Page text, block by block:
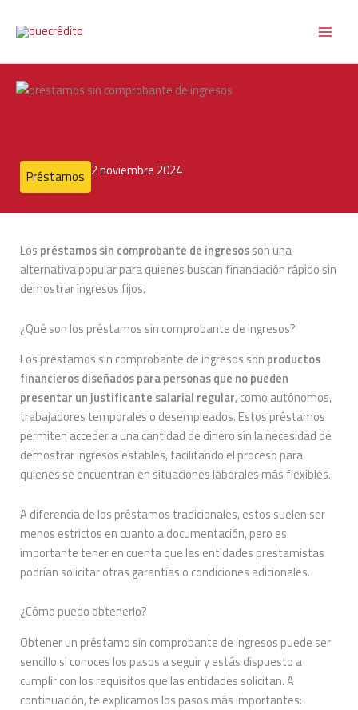
Préstamos 2 noviembre 2024
Los préstamos sin comprobante de ingresosson una
alternativa popular para quienes buscan financiación rápido sin
demostrar ingresos fijos.
¿Qué son los préstamos sin comprobante de ingresos?
Los préstamos sin comprobante de ingresos son productos
financieros diseñados para personas que no pueden
presentar un justificante salarial regular, como autónomos,
trabajadores temporales o desempleados. Estos préstamos
permiten acceder a una cantidad de dinero sin la necesidad de
demostrar ingresos estables, facilitando el proceso para
quienes se encuentran en situaciones laborales más flexibles.
A diferencia de los préstamos tradicionales, estos suelen ser
menos estrictos en cuanto a documentación, pero es
importante tener en cuenta que las entidades prestamistas
podrían solicitar otras garantías o condiciones adicionales.
¿Cómo puedo obtenerlo?
Obtener un préstamo sin comprobante de ingresos puede ser
sencillo si conoces los pasos a seguir y estás dispuesto a
cumplir con los requisitos que las entidades solicitan. A
continuación, te explicamos los pasos más importantes: